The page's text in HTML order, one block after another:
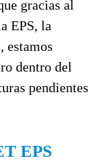
gracias al
EPS, la
estamos
dentro del
pendientes
EPS